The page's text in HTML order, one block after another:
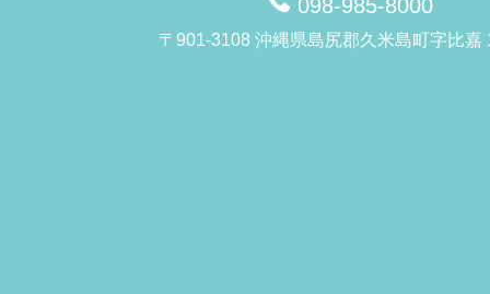
098-985-8000
〒901-3108 沖縄県島尻郡久米島町字比嘉